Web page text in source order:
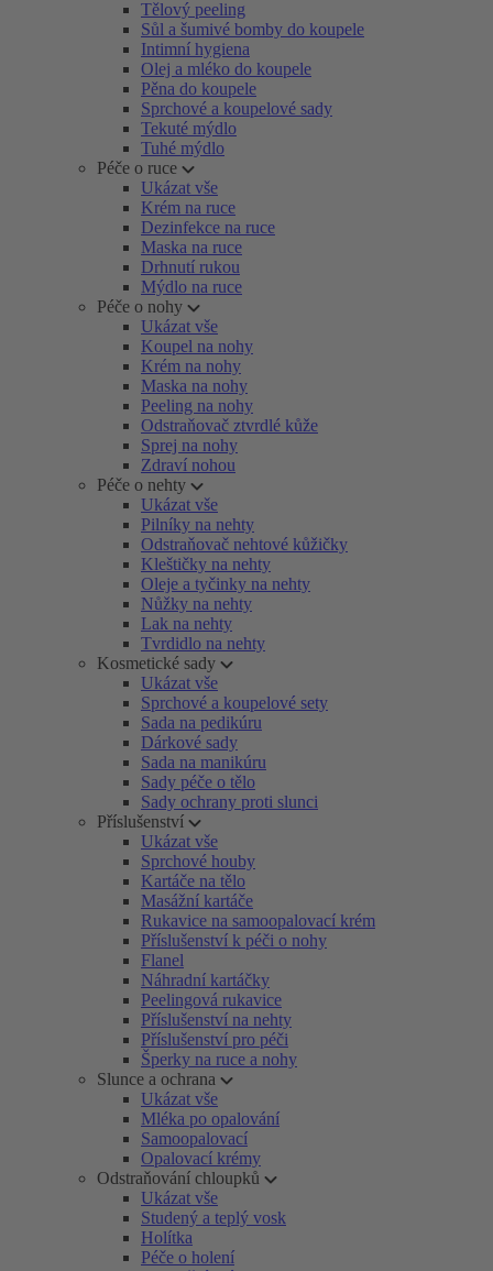
Tělový peeling
Sůl a šumivé bomby do koupele
Intimní hygiena
Olej a mléko do koupele
Pěna do koupele
Sprchové a koupelové sady
Tekuté mýdlo
Tuhé mýdlo
Péče o ruce
Ukázat vše
Krém na ruce
Dezinfekce na ruce
Maska na ruce
Drhnutí rukou
Mýdlo na ruce
Péče o nohy
Ukázat vše
Koupel na nohy
Krém na nohy
Maska na nohy
Peeling na nohy
Odstraňovač ztvrdlé kůže
Sprej na nohy
Zdraví nohou
Péče o nehty
Ukázat vše
Pilníky na nehty
Odstraňovač nehtové kůžičky
Kleštičky na nehty
Oleje a tyčinky na nehty
Nůžky na nehty
Lak na nehty
Tvrdidlo na nehty
Kosmetické sady
Ukázat vše
Sprchové a koupelové sety
Sada na pedikúru
Dárkové sady
Sada na manikúru
Sady péče o tělo
Sady ochrany proti slunci
Příslušenství
Ukázat vše
Sprchové houby
Kartáče na tělo
Masážní kartáče
Rukavice na samoopalovací krém
Příslušenství k péči o nohy
Flanel
Náhradní kartáčky
Peelingová rukavice
Příslušenství na nehty
Příslušenství pro péči
Šperky na ruce a nohy
Slunce a ochrana
Ukázat vše
Mléka po opalování
Samoopalovací
Opalovací krémy
Odstraňování chloupků
Ukázat vše
Studený a teplý vosk
Holítka
Péče o holení